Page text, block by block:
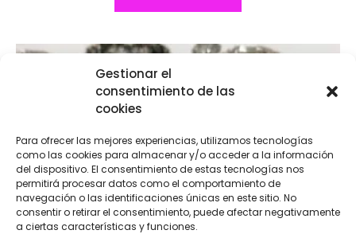
Gestionar el
consentimiento de las
cookies
Para ofrecer las mejores experiencias, utilizamos tecnologías
como las cookies para almacenar y/o acceder a la información
del dispositivo. El consentimiento de estas tecnologías nos
permitirá procesar datos como el comportamiento de
navegación o las identificaciones únicas en este sitio. No
consentir o retirar el consentimiento, puede afectar negativamente
a ciertas características y funciones.